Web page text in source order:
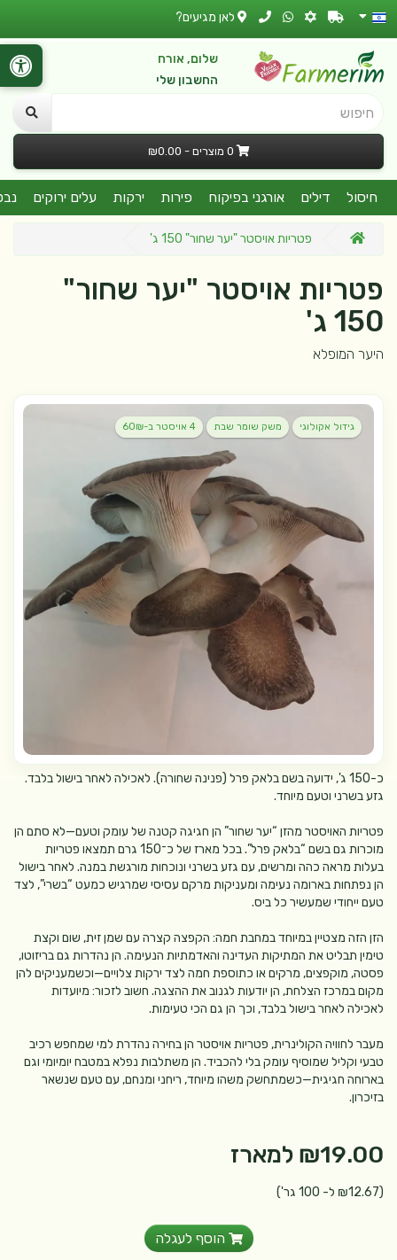
לאן מגיעים?
שלום, אורח
החשבון שלי
חיפוש
0 מוצרים - ₪0.00
חיסול דילים אורגני בפיקוח פירות ירקות עלים ירוקים
פטריות אויסטר "יער שחור" 150 ג'
פטריות אויסטר "יער שחור"
150 ג'
היער המופלא
גידול אקולוגי משק שומר שבת 4 אויסטר ב-60₪
כ-150 ג', ידועה בשם בלאק פרל (פנינה שחורה). לאכילה לאחר בישול בלבד.
גזע בשרני וטעם מיוחד.
פטריות האויסטר מהזן “יער שחור” הן חגיגה קטנה של עומק וטעם—לא סתם הן
מוכרות גם בשם “בלאק פרל”. בכל מארז של כ־150 גרם תמצאו פטריות
בעלות מראה כהה ומרשים, עם גזע בשרני ונוכחות מורגשת במנה. לאחר בישול
הן נפתחות בארומה נעימה ומעניקות מרקם עסיסי שמרגיש כמעט “בשרי”, לצד
טעם ייחודי שמעשיר כל ביס.
הזן הזה מצטיין במיוחד במחבת חמה: הקפצה קצרה עם שמן זית, שום וקצת
טימין תבליט את המתיקות העדינה והאדמתיות הנעימה. הן נהדרות גם בריזוטו,
פסטה, מוקפצים, מרקים או כתוספת חמה לצד ירקות צלויים—וכשמעניקים להן
מקום במרכז הצלחת, הן יודעות לגנוב את ההצגה. חשוב לזכור: מיועדות
לאכילה לאחר בישול בלבד, וכך הן גם הכי טעימות.
מעבר לחוויה הקולינרית, פטריות אויסטר הן בחירה נהדרת למי שמחפש רכיב
טבעי וקליל שמוסיף עומק בלי להכביד. הן משתלבות נפלא במטבח יומיומי וגם
בארוחה חגיגית—כשמתחשק משהו מיוחד, ריחני ומנחם, עם טעם שנשאר
בזיכרון.
₪19.00 למארז
(₪12.67 ל- 100 גר')
הוסף לעגלה